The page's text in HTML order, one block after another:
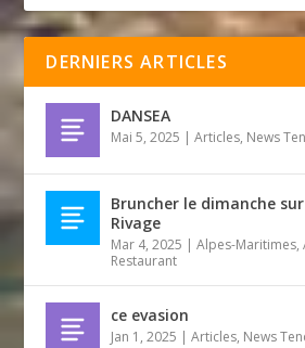
DERNIERS ARTICLES
DANSEA
Mai 5, 2025 |Articles, News
Bruncher le dimanche
Rivage
Mar 4, 2025 |Alpes-Maritimes,
Restaurant
ce evasion
Jan 1, 2025 |Articles, News